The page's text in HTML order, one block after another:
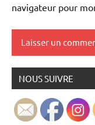
navigateur pour
NOUS SUIVRE